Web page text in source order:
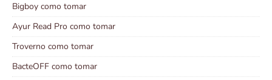
Bigboy como tomar
Ayur Read Pro como tomar
Troverno como tomar
BacteOFF como tomar